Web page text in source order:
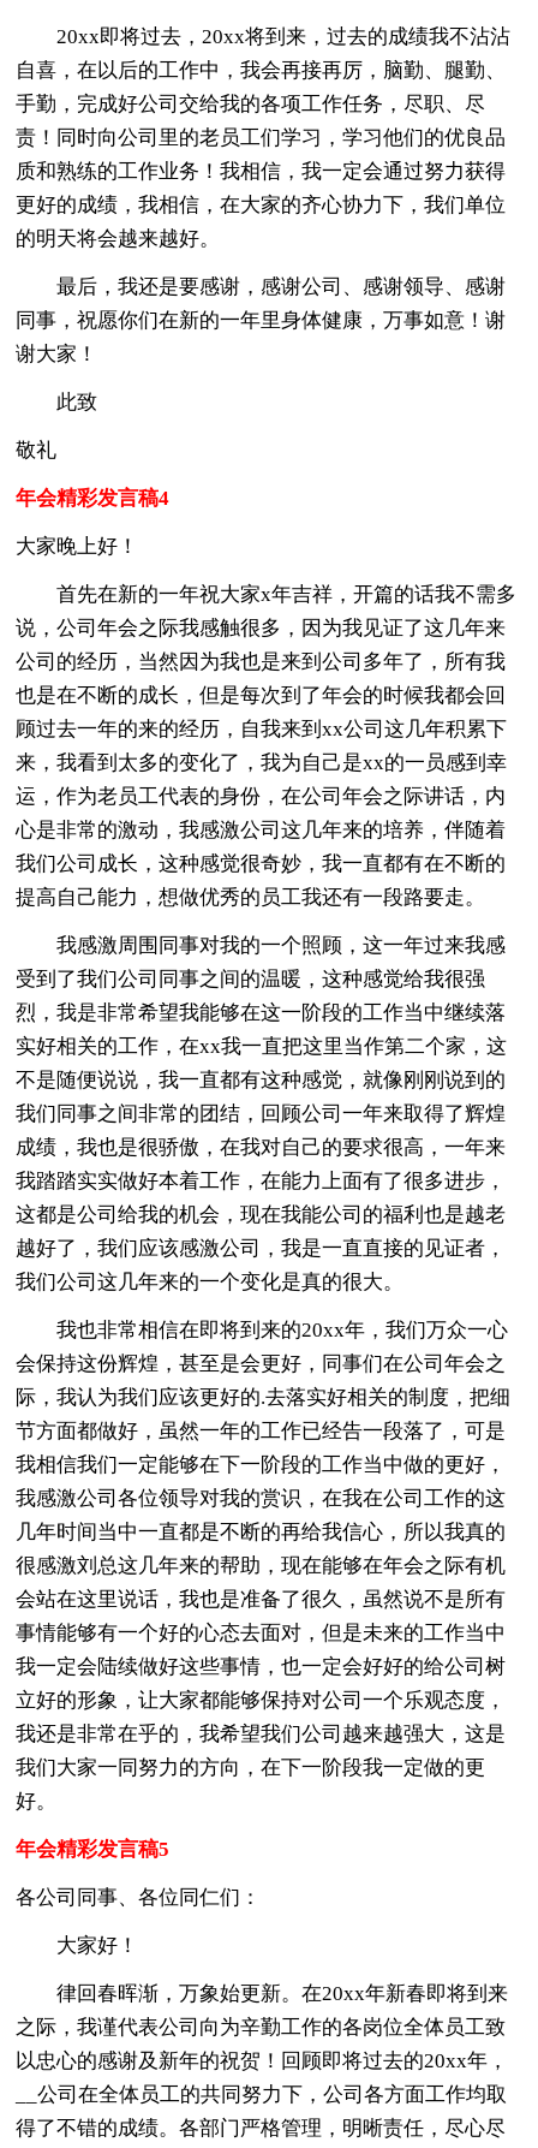
20xx即将过去，20xx将到来，过去的成绩我不沾沾
自喜，在以后的工作中，我会再接再厉，脑勤、腿勤、
手勤，完成好公司交给我的各项工作任务，尽职、尽
责！同时向公司里的老员工们学习，学习他们的优良品
质和熟练的工作业务！我相信，我一定会通过努力获得
更好的成绩，我相信，在大家的齐心协力下，我们单位
的明天将会越来越好。
最后，我还是要感谢，感谢公司、感谢领导、感谢
同事，祝愿你们在新的一年里身体健康，万事如意！谢
谢大家！
此致
敬礼
年会精彩发言稿4
大家晚上好！
首先在新的一年祝大家x年吉祥，开篇的话我不需多
说，公司年会之际我感触很多，因为我见证了这几年来
公司的经历，当然因为我也是来到公司多年了，所有我
也是在不断的成长，但是每次到了年会的时候我都会回
顾过去一年的来的经历，自我来到xx公司这几年积累下
来，我看到太多的变化了，我为自己是xx的一员感到幸
运，作为老员工代表的身份，在公司年会之际讲话，内
心是非常的激动，我感激公司这几年来的培养，伴随着
我们公司成长，这种感觉很奇妙，我一直都有在不断的
提高自己能力，想做优秀的员工我还有一段路要走。
我感激周围同事对我的一个照顾，这一年过来我感
受到了我们公司同事之间的温暖，这种感觉给我很强
烈，我是非常希望我能够在这一阶段的工作当中继续落
实好相关的工作，在xx我一直把这里当作第二个家，这
不是随便说说，我一直都有这种感觉，就像刚刚说到的
我们同事之间非常的团结，回顾公司一年来取得了辉煌
成绩，我也是很骄傲，在我对自己的要求很高，一年来
我踏踏实实做好本着工作，在能力上面有了很多进步，
这都是公司给我的机会，现在我能公司的福利也是越老
越好了，我们应该感激公司，我是一直直接的见证者，
我们公司这几年来的一个变化是真的很大。
我也非常相信在即将到来的20xx年，我们万众一心
会保持这份辉煌，甚至是会更好，同事们在公司年会之
际，我认为我们应该更好的.去落实好相关的制度，把细
节方面都做好，虽然一年的工作已经告一段落了，可是
我相信我们一定能够在下一阶段的工作当中做的更好，
我感激公司各位领导对我的赏识，在我在公司工作的这
几年时间当中一直都是不断的再给我信心，所以我真的
很感激刘总这几年来的帮助，现在能够在年会之际有机
会站在这里说话，我也是准备了很久，虽然说不是所有
事情能够有一个好的心态去面对，但是未来的工作当中
我一定会陆续做好这些事情，也一定会好好的给公司树
立好的形象，让大家都能够保持对公司一个乐观态度，
我还是非常在乎的，我希望我们公司越来越强大，这是
我们大家一同努力的方向，在下一阶段我一定做的更
好。
年会精彩发言稿5
各公司同事、各位同仁们：
大家好！
律回春晖渐，万象始更新。在20xx年新春即将到来
之际，我谨代表公司向为辛勤工作的各岗位全体员工致
以忠心的感谢及新年的祝贺！回顾即将过去的20xx年，
__公司在全体员工的共同努力下，公司各方面工作均取
得了不错的成绩。各部门严格管理，明晰责任，尽心尽